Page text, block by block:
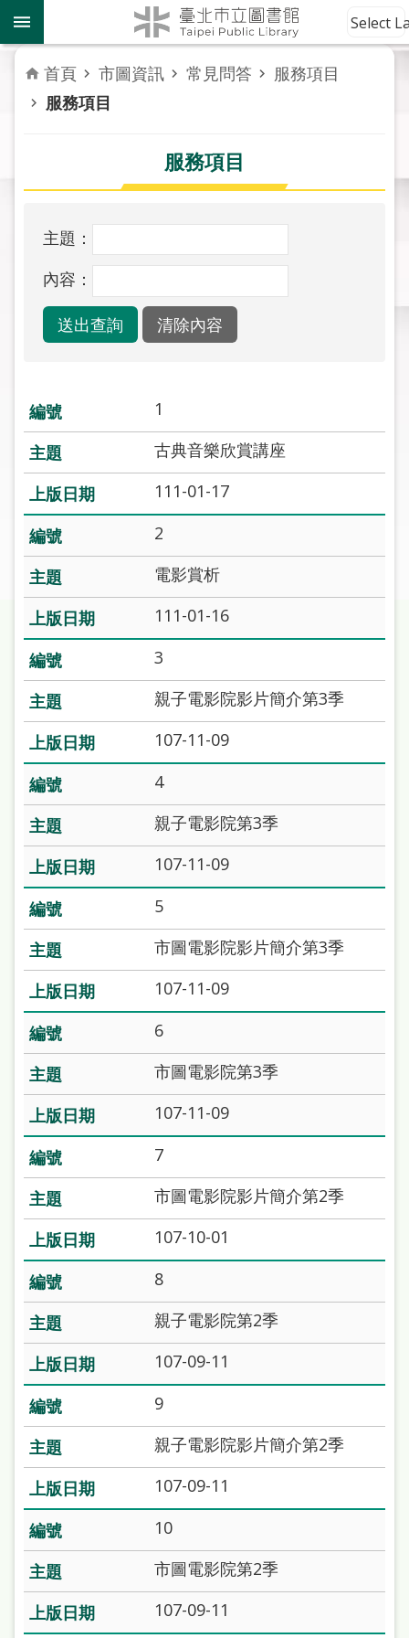
跳到主要內容區塊
到
館
資
訊
務
活
報
導
圖
線
上
申
請
常
見
問
答
加
入
市
圖
網
站
導
覽
閱
讀
網
兒
童
版
常
見
問
答
雙
語
詞
彙
台
北
通
陳
情
系
統
English
日
Select
首頁 市圖資訊 常見問答
服務項目
服務項目
服務項目
主題：
內容：
1
古典音樂欣賞講座
111-01-17
2
電影賞析
111-01-16
3
親子電影院影片簡介第3季
107-11-09
4
親子電影院第3季
107-11-09
5
市圖電影院影片簡介第3季
107-11-09
6
市圖電影院第3季
107-11-09
7
市圖電影院影片簡介第2季
107-10-01
8
親子電影院第2季
107-09-11
9
親子電影院影片簡介第2季
107-09-11
10
市圖電影院第2季
107-09-11